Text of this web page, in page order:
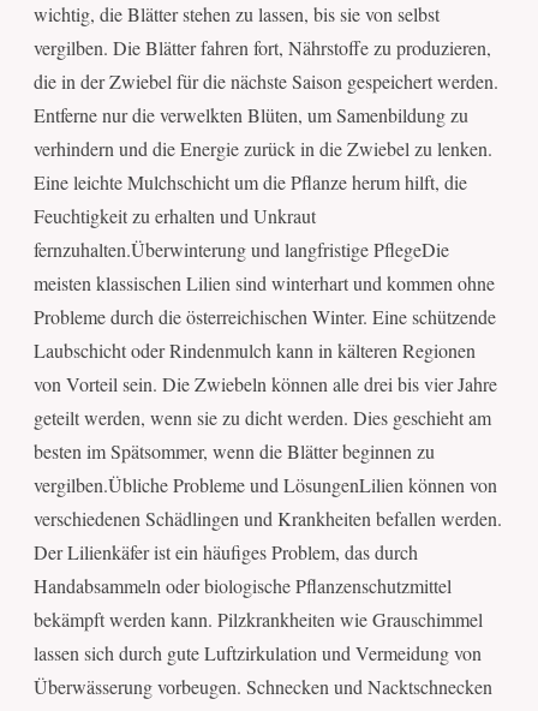
wichtig, die Blätter stehen zu lassen, bis sie von selbst
vergilben. Die Blätter fahren fort, Nährstoffe zu produzieren,
die in der Zwiebel für die nächste Saison gespeichert werden.
Entferne nur die verwelkten Blüten, um Samenbildung zu
verhindern und die Energie zurück in die Zwiebel zu lenken.
Eine leichte Mulchschicht um die Pflanze herum hilft, die
Feuchtigkeit zu erhalten und Unkraut
fernzuhalten.Überwinterung und langfristige PflegeDie
meisten klassischen Lilien sind winterhart und kommen ohne
Probleme durch die österreichischen Winter. Eine schützende
Laubschicht oder Rindenmulch kann in kälteren Regionen
von Vorteil sein. Die Zwiebeln können alle drei bis vier Jahre
geteilt werden, wenn sie zu dicht werden. Dies geschieht am
besten im Spätsommer, wenn die Blätter beginnen zu
vergilben.Übliche Probleme und LösungenLilien können von
verschiedenen Schädlingen und Krankheiten befallen werden.
Der Lilienkäfer ist ein häufiges Problem, das durch
Handabsammeln oder biologische Pflanzenschutzmittel
bekämpft werden kann. Pilzkrankheiten wie Grauschimmel
lassen sich durch gute Luftzirkulation und Vermeidung von
Überwässerung vorbeugen. Schnecken und Nacktschnecken